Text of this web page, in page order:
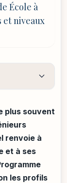
École à
et niveaux
plus souvent
renvoie à
et à ses
les profils